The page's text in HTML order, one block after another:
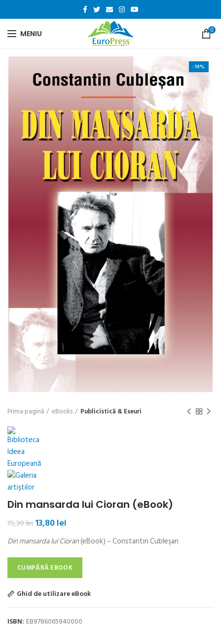
MENIU 0
-10%
Prima pagină eBooks Publicistică & Eseuri
Din mansarda lui Cioran (eBook)
15,30leiPrețul
a
fost:
15,30 lei.
13,80lei
este:
13,80 lei.
Din mansarda lui Cioran(eBook) – Constantin Cubleşan
CUMPĂRĂ EBOOK
Ghid de utilizare eBook
ISBN: EB9786065940000